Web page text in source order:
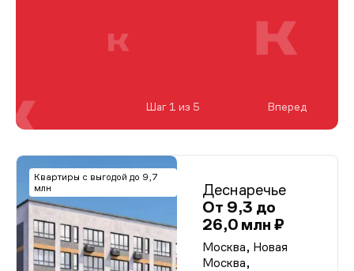
Квартиры с выгодой до 9,7
млн
Деснаречье
От 9,3 до
26,0 млн ₽
Москва, Новая
Москва,
Шаг 1 из 5 Вперед